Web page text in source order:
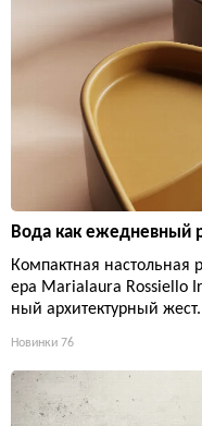
Вода как ежедневный
Компактная настольная
ера Marialaura Rossiello
ный архитектурный жест.
Новинки 76